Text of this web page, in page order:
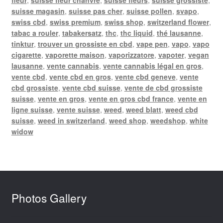
suisse magasin, suisse pas cher, suisse pollen, svapo,
swiss cbd, swiss premium, swiss shop, switzerland flower,
tabac a rouler, tabakersatz, thc, thc liquid, thé lausanne,
tinktur, trouver un grossiste en cbd, vape pen, vapo, vapo
cigarette, vaporette maison, vaporizzatore, vapoter, vegan
lausanne, vente cannabis, vente cannabis légal en gros,
vente cbd, vente cbd en gros, vente cbd geneve, vente
cbd grossiste, vente cbd suisse, vente de cbd grossiste
suisse, vente en gros, vente en gros cbd france, vente en
ligne suisse, vente suisse, weed, weed blatt, weed cbd
suisse, weed in switzerland, weed shop, weedshop, white
widow
Photos Gallery